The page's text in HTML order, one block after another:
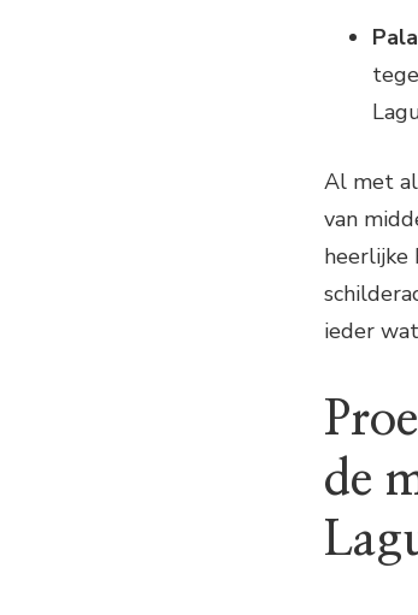
Al met
van
heerlijke
ieder
de